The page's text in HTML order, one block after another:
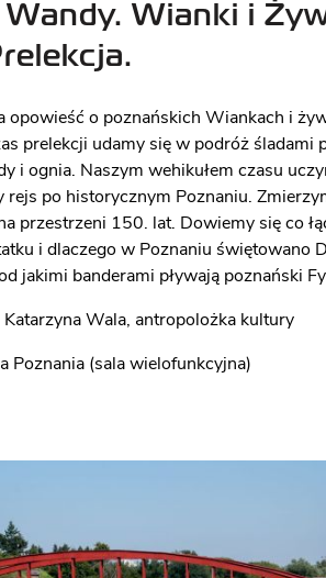
Wandy. Wianki i
opowieść o poznańskich Wiankach i
prelekcji udamy się w podróż śladami
i ognia. Naszym wehikułem czasu
rejs po historycznym Poznaniu.
przestrzeni 150. lat. Dowiemy się co
i dlaczego w Poznaniu świętowano
jakimi banderami pływają poznański
Katarzyna Wala, antropolożka kultury
Poznania (sala wielofunkcyjna)